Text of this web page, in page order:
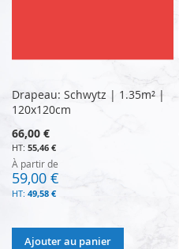
Drapeau: Schwytz | 1.35m² |
120x120cm
66,00 €
55,46 €
À partir de
59,00 €
49,58 €
Ajouter au panier